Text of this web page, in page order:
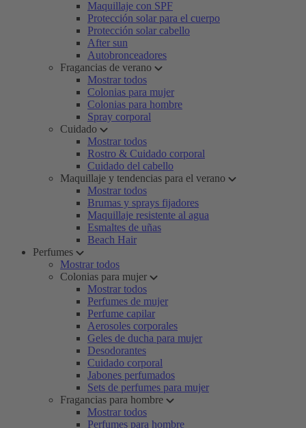
Maquillaje con SPF
Protección solar para el cuerpo
Protección solar cabello
After sun
Autobronceadores
Fragancias de verano
Mostrar todos
Colonias para mujer
Colonias para hombre
Spray corporal
Cuidado
Mostrar todos
Rostro & Cuidado corporal
Cuidado del cabello
Maquillaje y tendencias para el verano
Mostrar todos
Brumas y sprays fijadores
Maquillaje resistente al agua
Esmaltes de uñas
Beach Hair
Perfumes
Mostrar todos
Colonias para mujer
Mostrar todos
Perfumes de mujer
Perfume capilar
Aerosoles corporales
Geles de ducha para mujer
Desodorantes
Cuidado corporal
Jabones perfumados
Sets de perfumes para mujer
Fragancias para hombre
Mostrar todos
Perfumes para hombre